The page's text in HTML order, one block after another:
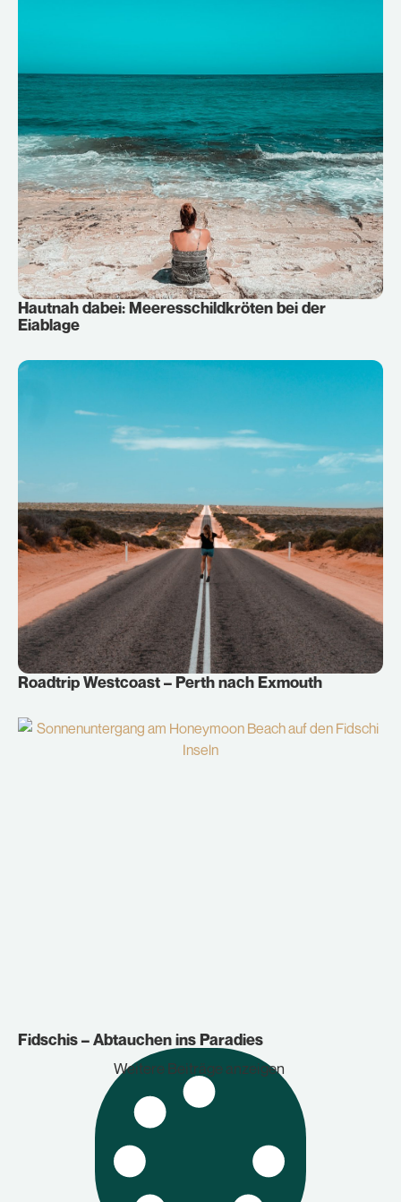
Hautnah dabei: Meeresschildkröten bei der
Eiablage
Roadtrip Westcoast – Perth nach Exmouth
Fidschis – Abtauchen ins Paradies
Weitere Beiträge anzeigen